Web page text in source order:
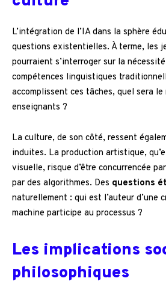
L’intégration de l’IA dans la sphère
questions existentielles. À terme, les
pourraient s’interroger sur la nécessité
compétences linguistiques
accomplissent ces tâches, quel sera
enseignants ?
La culture, de son côté, ressent
induites. La production artistique,
visuelle, risque d’être concurrencée
par des algorithmes. Des questions
naturellement : qui est l’auteur d’une
machine participe au processus ?
Les implications
philosophiques